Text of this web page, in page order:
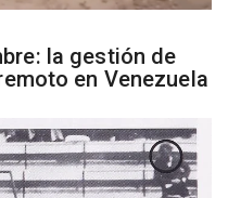
la gestión de
en Venezuela